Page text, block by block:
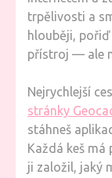
trpělivosti a
hlouběji, pořiď
přístroj — ale
Nejrychlejší
stránky
stáhneš
Každá keš
ji založil, jaký